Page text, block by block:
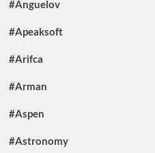
#Anguelov
#Apeaksoft
#Arifca
#Arman
#Aspen
#Astronomy